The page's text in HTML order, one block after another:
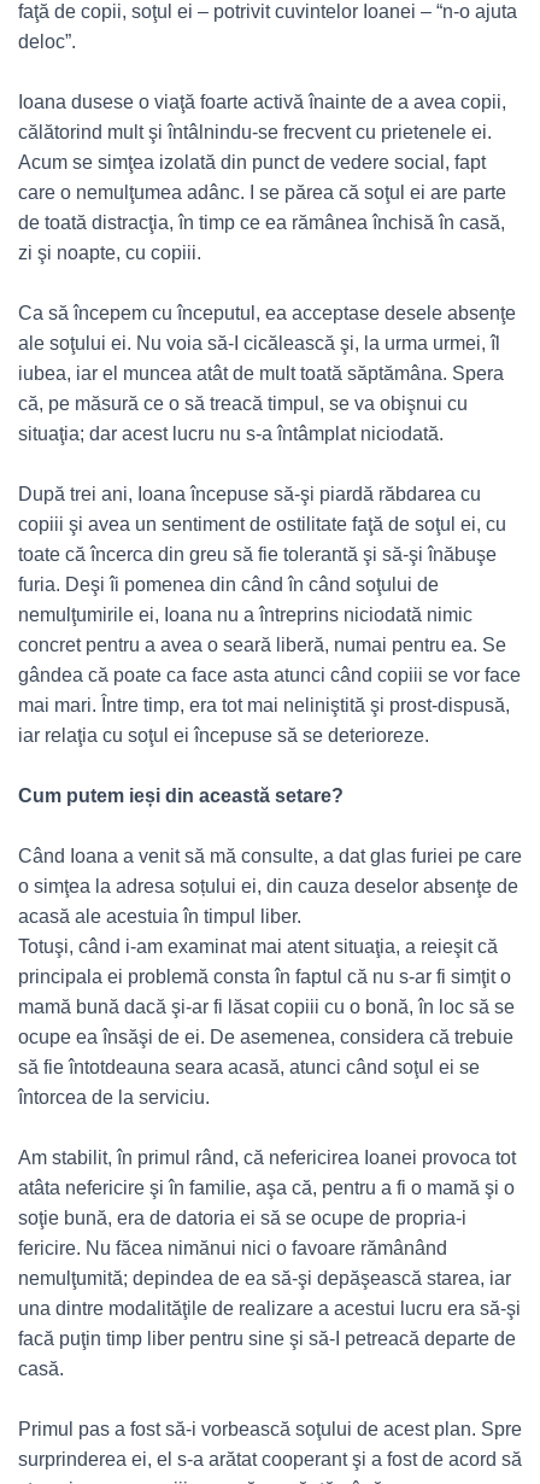
faţă de copii, soţul ei – potrivit cuvintelor Ioanei – “n-o ajuta
deloc”.
Ioana dusese o viaţă foarte activă înainte de a avea copii,
călătorind mult şi întâlnindu-se frecvent cu prietenele ei.
Acum se simţea izolată din punct de vedere social, fapt
care o nemulţumea adânc. I se părea că soţul ei are parte
de toată distracţia, în timp ce ea rămânea închisă în casă,
zi şi noapte, cu copiii.
Ca să începem cu începutul, ea acceptase desele absenţe
ale soţului ei. Nu voia să-I cicălească şi, la urma urmei, îl
iubea, iar el muncea atât de mult toată săptămâna. Spera
că, pe măsură ce o să treacă timpul, se va obişnui cu
situaţia; dar acest lucru nu s-a întâmplat niciodată.
După trei ani, Ioana începuse să-şi piardă răbdarea cu
copiii şi avea un sentiment de ostilitate faţă de soţul ei, cu
toate că încerca din greu să fie tolerantă şi să-şi înăbuşe
furia. Deşi îi pomenea din când în când soţului de
nemulţumirile ei, Ioana nu a întreprins niciodată nimic
concret pentru a avea o seară liberă, numai pentru ea. Se
gândea că poate ca face asta atunci când copiii se vor face
mai mari. Între timp, era tot mai neliniştită şi prost-dispusă,
iar relaţia cu soţul ei începuse să se deterioreze.
Cum putem ieși din această setare?
Când Ioana a venit să mă consulte, a dat glas furiei pe care
o simţea la adresa soțului ei, din cauza deselor absenţe de
acasă ale acestuia în timpul liber.
Totuşi, când i-am examinat mai atent situaţia, a reieşit că
principala ei problemă consta în faptul că nu s-ar fi simţit o
mamă bună dacă şi-ar fi lăsat copiii cu o bonă, în loc să se
ocupe ea însăşi de ei. De asemenea, considera că trebuie
să fie întotdeauna seara acasă, atunci când soţul ei se
întorcea de la serviciu.
Am stabilit, în primul rând, că nefericirea Ioanei provoca tot
atâta nefericire şi în familie, aşa că, pentru a fi o mamă şi o
soţie bună, era de datoria ei să se ocupe de propria-i
fericire. Nu făcea nimănui nici o favoare rămânând
nemulţumită; depindea de ea să-şi depăşească starea, iar
una dintre modalităţile de realizare a acestui lucru era să-şi
facă puţin timp liber pentru sine şi să-I petreacă departe de
casă.
Primul pas a fost să-i vorbească soţului de acest plan. Spre
surprinderea ei, el s-a arătat cooperant şi a fost de acord să